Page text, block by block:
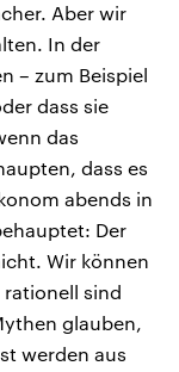
Aber wir
In der
– zum Beispiel
dass sie
das
dass es
abends in
Der
Wir können
rationell sind
glauben,
werden aus